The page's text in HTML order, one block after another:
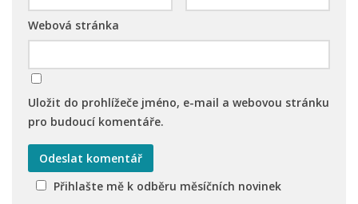
Webová stránka
Uložit do prohlížeče jméno, e-mail a webovou stránku
pro budoucí komentáře.
Přihlašte mě k odběru měsíčních novinek